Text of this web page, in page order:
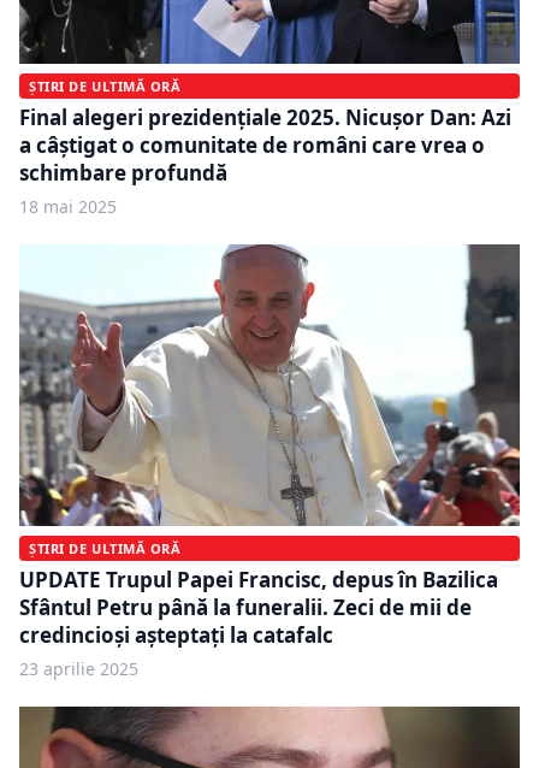
ȘTIRI DE ULTIMĂ ORĂ
Final alegeri prezidențiale 2025. Nicușor Dan: Azi
a câștigat o comunitate de români care vrea o
schimbare profundă
18 mai 2025
ȘTIRI DE ULTIMĂ ORĂ
UPDATE Trupul Papei Francisc, depus în Bazilica
Sfântul Petru până la funeralii. Zeci de mii de
credincioși așteptați la catafalc
23 aprilie 2025